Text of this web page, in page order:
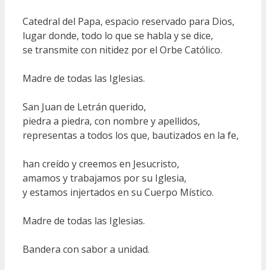
Catedral del Papa, espacio reservado para Dios,
lugar donde, todo lo que se habla y se dice,
se transmite con nitidez por el Orbe Católico.
Madre de todas las Iglesias.
San Juan de Letrán querido,
piedra a piedra, con nombre y apellidos,
representas a todos los que, bautizados en la fe,
han creído y creemos en Jesucristo,
amamos y trabajamos por su Iglesia,
y estamos injertados en su Cuerpo Místico.
Madre de todas las Iglesias.
Bandera con sabor a unidad.